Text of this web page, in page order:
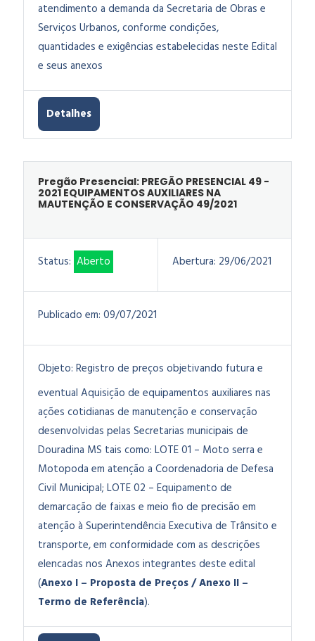
atendimento a demanda da Secretaria de Obras e
Serviços Urbanos, conforme condições,
quantidades e exigências estabelecidas neste Edital
e seus anexos
Detalhes
Pregão Presencial: PREGÃO PRESENCIAL 49 -
2021 EQUIPAMENTOS AUXILIARES NA
MAUTENÇÃO E CONSERVAÇÃO 49/2021
Status: Aberto Abertura: 29/06/2021
Publicado em: 09/07/2021
Objeto: Registro de preços objetivando futura e
eventual Aquisição de equipamentos auxiliares nas
ações cotidianas de manutenção e conservação
desenvolvidas pelas Secretarias municipais de
Douradina MS tais como: LOTE 01 – Moto serra e
Motopoda em atenção a Coordenadoria de Defesa
Civil Municipal; LOTE 02 – Equipamento de
demarcação de faixas e meio fio de precisão em
atenção à Superintendência Executiva de Trânsito e
transporte, em conformidade com as descrições
elencadas nos Anexos integrantes deste edital
(Anexo I – Proposta de Preços / Anexo II –
Termo de Referência).